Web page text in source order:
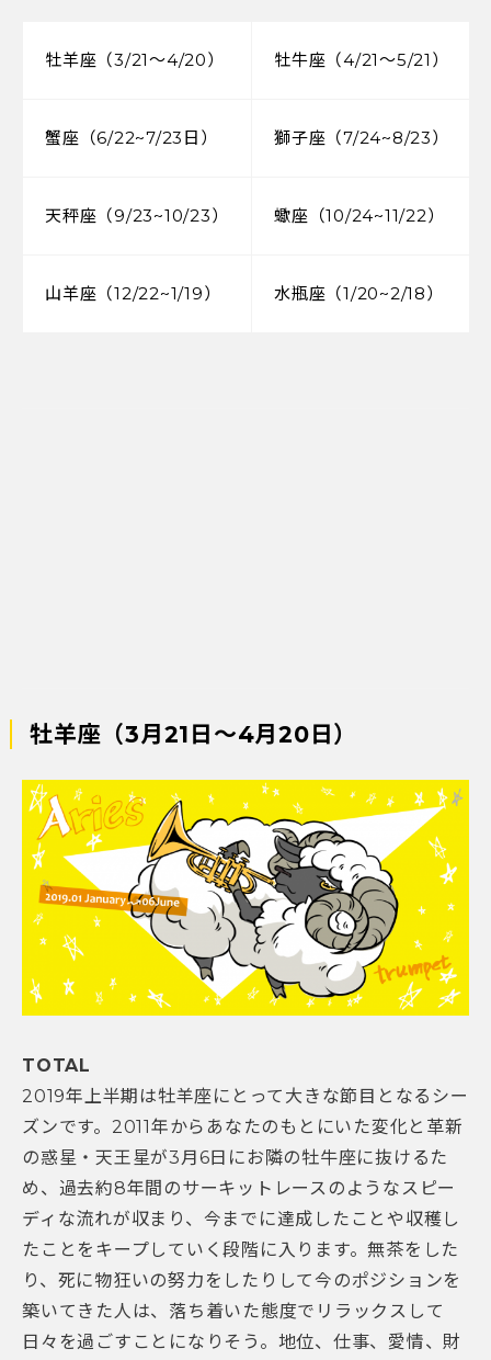
牡羊座（3/21～4/20） 牡牛座（4/21～5/21）
蟹座（6/22~7/23日） 獅子座（7/24~8/23）
天秤座（9/23~10/23） 蠍座（10/24~11/22）
山羊座（12/22~1/19） 水瓶座（1/20~2/18）
牡羊座（3月21日～4月20日）
TOTAL
2019年上半期は牡羊座にとって大きな節目となるシー
ズンです。2011年からあなたのもとにいた変化と革新
の惑星・天王星が3月6日にお隣の牡牛座に抜けるた
め、過去約8年間のサーキットレースのようなスピー
ディな流れが収まり、今までに達成したことや収穫し
たことをキープしていく段階に入ります。無茶をした
り、死に物狂いの努力をしたりして今のポジションを
築いてきた人は、落ち着いた態度でリラックスして
日々を過ごすことになりそう。地位、仕事、愛情、財